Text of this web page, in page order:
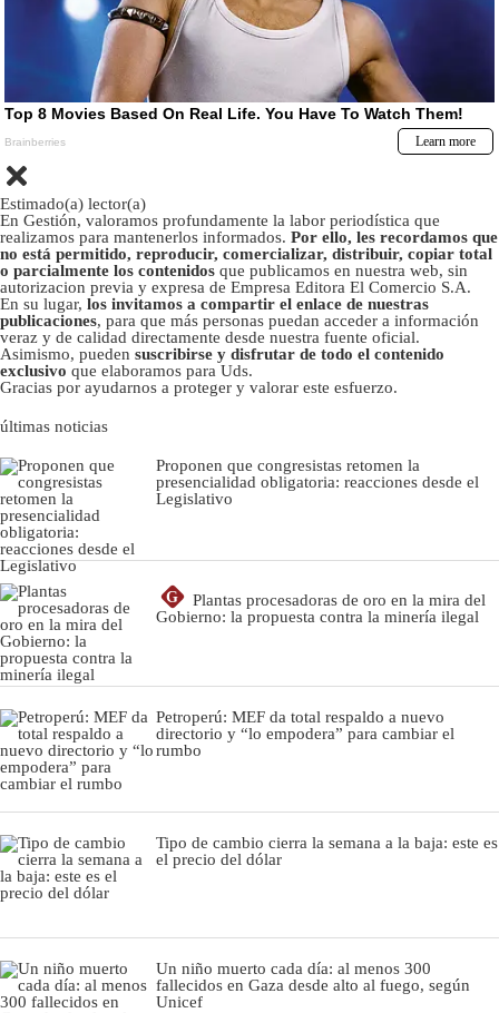
Estimado(a) lector(a)
En Gestión, valoramos profundamente la labor periodística que
realizamos para mantenerlos informados. Por ello, les recordamos que
no está permitido, reproducir, comercializar, distribuir, copiar total
o parcialmente los contenidos que publicamos en nuestra web, sin
autorizacion previa y expresa de Empresa Editora El Comercio S.A.
En su lugar, los invitamos a compartir el enlace de nuestras
publicaciones, para que más personas puedan acceder a información
veraz y de calidad directamente desde nuestra fuente oficial.
Asimismo, pueden suscribirse y disfrutar de todo el contenido
exclusivo que elaboramos para Uds.
Gracias por ayudarnos a proteger y valorar este esfuerzo.
últimas noticias
Proponen que congresistas retomen la
presencialidad obligatoria: reacciones desde el
Legislativo
G
Plantas procesadoras de oro en la mira del
Gobierno: la propuesta contra la minería ilegal
Petroperú: MEF da total respaldo a nuevo
directorio y “lo empodera” para cambiar el
rumbo
Tipo de cambio cierra la semana a la baja: este es
el precio del dólar
Un niño muerto cada día: al menos 300
fallecidos en Gaza desde alto al fuego, según
Unicef